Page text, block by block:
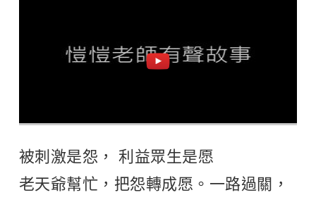
被刺激是怨， 利益眾生是愿
老天爺幫忙，把怨轉成愿。一路過關，